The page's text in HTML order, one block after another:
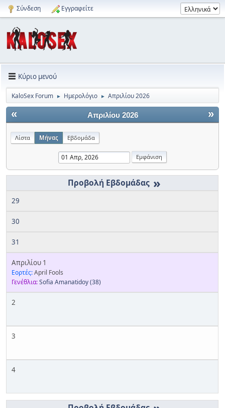
Σύνδεση Εγγραφείτε
Κύριο μενού
KaloSex Forum ► Ημερολόγιο ► Απριλίου 2026
« »
Απριλίου 2026
Λίστα Μήνας Εβδομάδα
»
29
30
31
Απριλίου 1
Εορτές:April Fools
Γενέθλια:Sofia Amanatidoy(38)
2
3
4